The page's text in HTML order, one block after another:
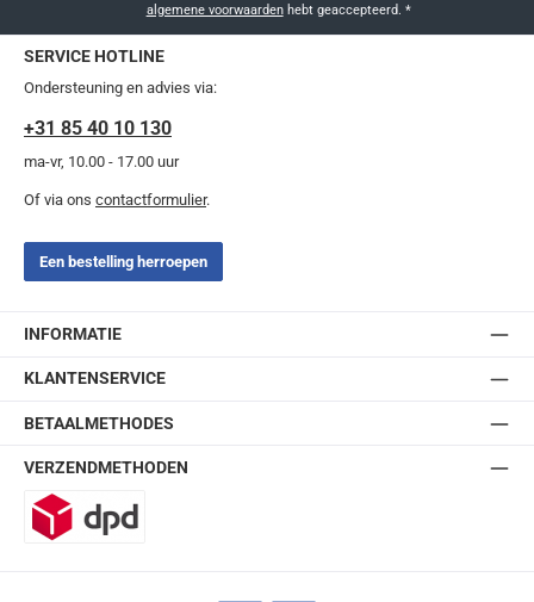
algemene voorwaardenhebt geaccepteerd. *
SERVICE HOTLINE
Ondersteuning en advies via:
+31 85 40 10 130
ma-vr, 10.00 - 17.00 uur
Of via ons contactformulier.
Een bestelling herroepen
INFORMATIE
KLANTENSERVICE
BETAALMETHODES
VERZENDMETHODEN